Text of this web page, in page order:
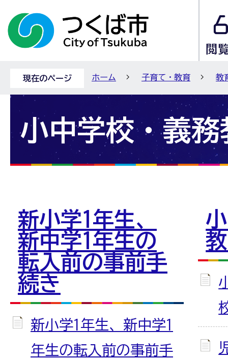
現在のページ ホーム 子育て・教育 教
小中学校・義務
新小学1年生、
新中学1年生の
転入前の事前手
続き
新小学1年生、新中学1
年生の転入前の事前手